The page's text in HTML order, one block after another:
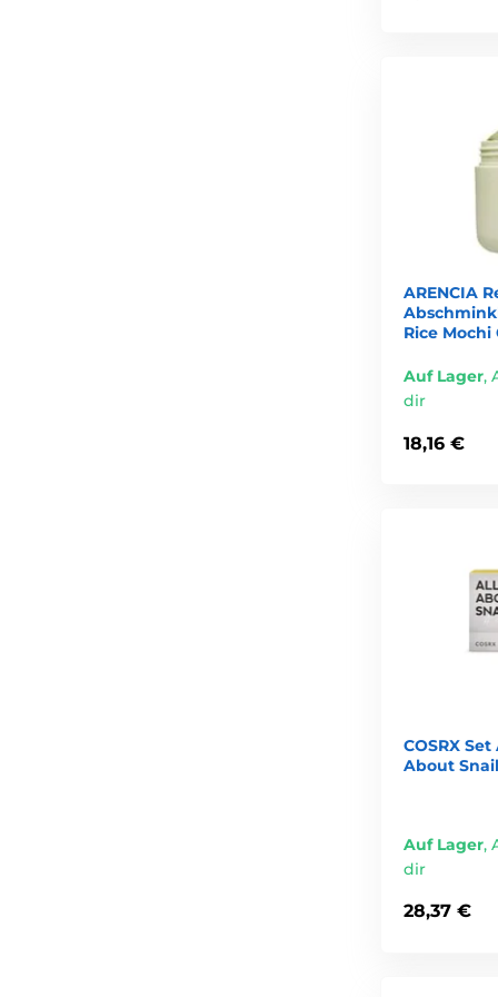
Reinigungsbalm + sanfter Gel- oder Creme-Reiniger
ideal sind Feuchtigkeitswirkstoffe wie Ceramide oder
unparfümierte, reizfreie Formulierungen wählen
am besten geeignet: cremige oder sehr milde
Koreanische und japanische Produkte zur Make-up-
ARENCIA
Rice Mochi
Auf Lager,
dir
18,16 €
COSRX
About
Auf Lager,
dir
28,37 €